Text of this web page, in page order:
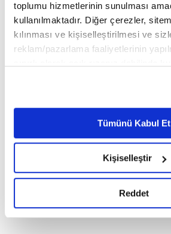
toplumu hizmetlerinin sunulması
kullanılmaktadır. Diğer çerezler,
kılınması ve kişiselleştirilmesi ve
reklam/pazarlama faaliyetlerinin
belirleyebilirsiniz. Çerezlere ilişkin
Ayarlar butonuna tıklayabilir,Çerez
Metnimizi ziyaret edebilirsiniz.
6698 sayılı Kişisel Verilerin
okumak ve sitemizi ziyaretiniz
gerçekleştirilen veri işleme
detaylı bilgi almak için lütfentıklayınız.
Tümünü Kabul Et
Kişiselleştir
Reddet
Cumhurbaşkanı Erdoğan'ın zirve
açıklama Türkiye'nin tavrını net
göstermektedir. Bu açıklama
çözülmesi yönündeki iradesini
edeceğine ve sürece katkı
herhangi bir riski görmezden
bir şekilde göstermiş oldu.
iyimser olmak için ortaya konan
rağmen Türkiye oyunun hala
oynandığının farkında ve
hareket etmeye devam edecektir.